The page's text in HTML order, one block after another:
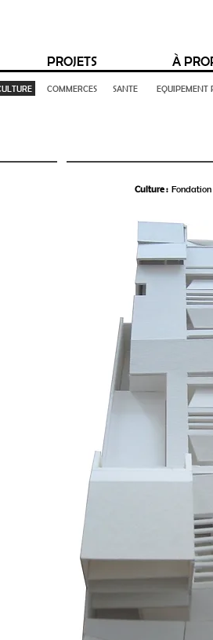
PROJETS À
COMMERCES SANTE EQUIPEMENT
Culture :